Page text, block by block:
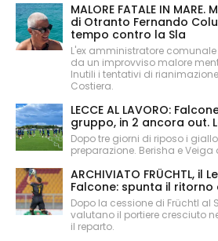
MALORE FATALE IN
di Otranto Fernando
tempo contro la Sla
L'ex amministratore
da un improvviso malore
Inutili i tentativi di
Costiera.
LECCE AL LAVORO:
gruppo, in 2 ancora out.
Dopo tre giorni di riposo i
preparazione. Berisha e
ARCHIVIATO FRÜCHTL, il
Falcone: spunta il ritorno
Dopo la cessione di Früchtl al
valutano il portiere cresciuto
il reparto.